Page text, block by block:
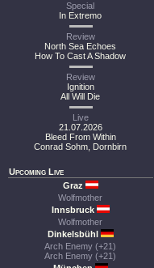
Special
In Extremo
Review
North Sea Echoes
How To Cast A Shadow
Review
Ignition
All Will Die
Live
21.07.2026
Bleed From Within
Conrad Sohm, Dornbirn
Upcoming Live
Graz
Wolfmother
Innsbruck
Wolfmother
Dinkelsbühl
Arch Enemy (+21)
Arch Enemy (+21)